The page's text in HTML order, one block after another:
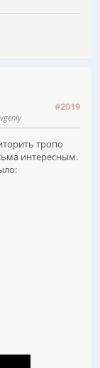
#2019
тропо
интересным.